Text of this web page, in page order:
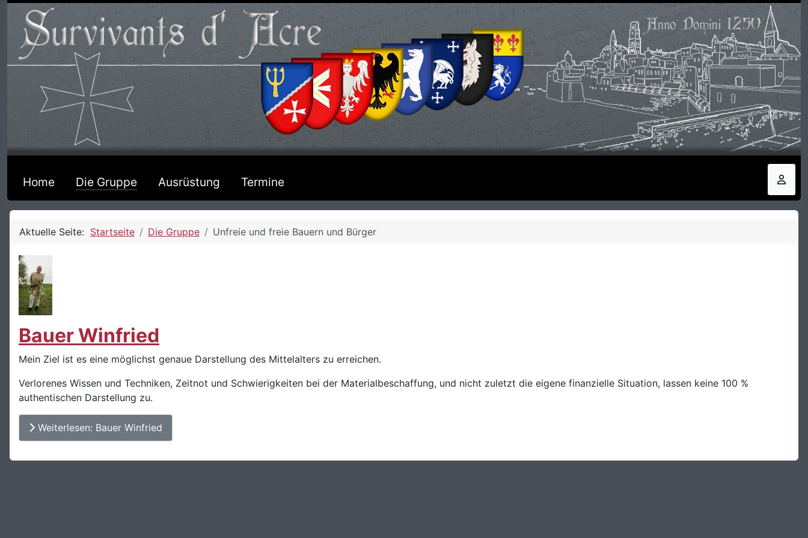
Home Die Gruppe Ausrüstung Termine
Aktuelle Seite: Startseite Die Gruppe Unfreie und freie Bauern und Bürger
Bauer Winfried
Mein Ziel ist es eine möglichst genaue Darstellung des Mittelalters zu erreichen.
Verlorenes Wissen und Techniken, Zeitnot und Schwierigkeiten bei der Materialbeschaffung, und nicht zuletzt die eigene finanzielle Situation, lassen keine 100 %
authentischen Darstellung zu.
Weiterlesen: Bauer Winfried